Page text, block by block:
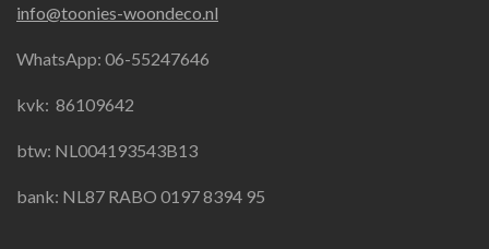
b
o
k
a
g
a
s
A
info@toonies-woondeco.nl
WhatsApp: 06-55247646
kvk: 86109642
btw: NL004193543B13
bank: NL87 RABO 0197 8394 95